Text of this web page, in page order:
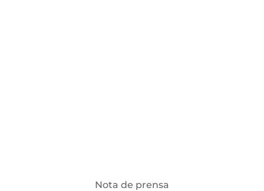
Nota de prensa